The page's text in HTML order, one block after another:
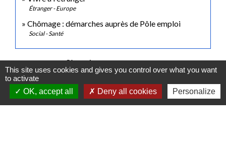
Étranger - Europe
Chômage : démarches auprès de Pôle emploi
Social - Santé
Signaler une erreur sur cette page
This site uses cookies and gives you control over what you want
to activate
OK, accept all
Deny all cookies Personalize